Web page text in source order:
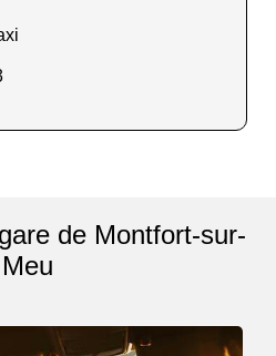
de Montfort-sur-
Meu